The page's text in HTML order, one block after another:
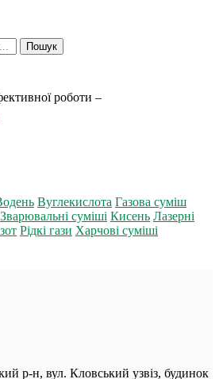
роботи –
Вуглекислота Газова суміш
Зварювальні суміші Кисень Лазерні
Рідкі гази Харчові суміші
р-н, вул. Кловський узвіз, будинок